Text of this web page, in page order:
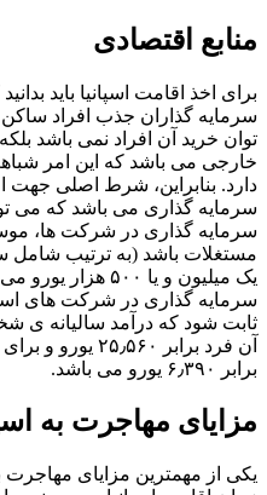
منابع اقتصادی
برای اخذ اقامت اسپانیا باید
سرمایه گذاران جذب افراد
توان خرید آن افراد نمی باشد
خارجی می باشد که این امر
دارد. بنابراین، شرط اصلی جهت
سرمایه گذاری می باشد که می
سرمایه گذاری در شرکت ها،
یک میلیون و یا ۵۰۰
سرمایه گذاری در شرکت های
ثابت شود که درآمد سالیانه
آن فرد برابر
برابر ۶٫۳۹۰ یورو می باشد.
مزایای مهاجرت به
یکی از مهمترین مزایای